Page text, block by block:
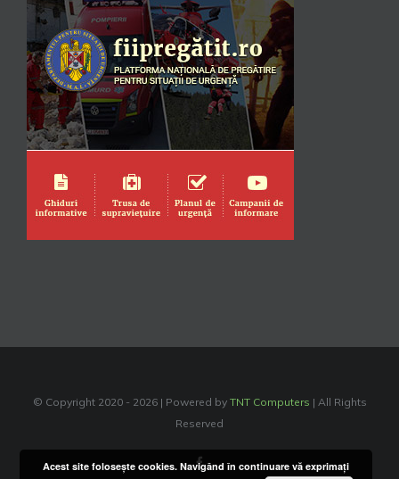
© Copyright 2020 - 2026 | Powered by TNT Computers | All Rights
Reserved
Facebook
Acest site foloseşte cookies. Navigând în continuare vă exprimaţi